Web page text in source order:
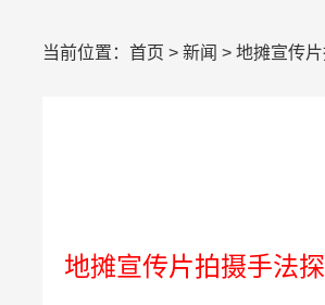
当前位置： 首页 > 新闻 > 地摊宣传
地摊宣传片拍摄手法